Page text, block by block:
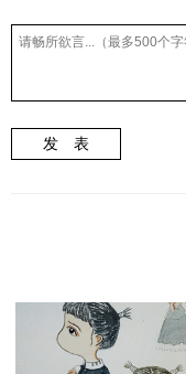
发 表